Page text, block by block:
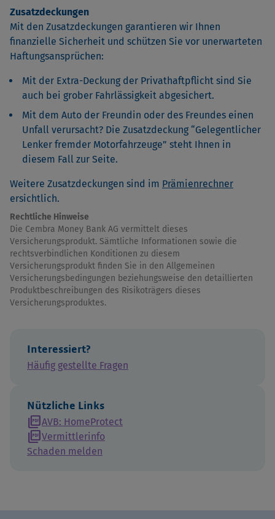
Zusatzdeckungen
Mit den Zusatzdeckungen garantieren wir Ihnen
finanzielle Sicherheit und schützen Sie vor unerwarteten
Haftungsansprüchen:
Mit der Extra-Deckung der Privathaftpflicht sind Sie
auch bei grober Fahrlässigkeit abgesichert.
Mit dem Auto der Freundin oder des Freundes einen
Unfall verursacht? Die Zusatzdeckung “Gelegentlicher
Lenker fremder Motorfahrzeuge” steht Ihnen in
diesem Fall zur Seite.
Weitere Zusatzdeckungen sind im Prämienrechner
ersichtlich.
Rechtliche Hinweise
Die Cembra Money Bank AG vermittelt dieses
Versicherungsprodukt. Sämtliche Informationen sowie die
rechtsverbindlichen Konditionen zu diesem
Versicherungsprodukt finden Sie in den Allgemeinen
Versicherungsbedingungen beziehungsweise den detaillierten
Produktbeschreibungen des Risikoträgers dieses
Versicherungsproduktes.
Interessiert?
Häufig gestellte Fragen
Nützliche Links
picture_as_pdfAVB: HomeProtect
picture_as_pdfVermittlerinfo
Schaden melden